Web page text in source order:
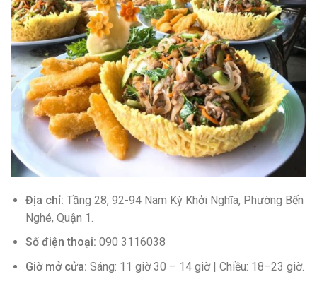
Địa chỉ: Tầng 28, 92-94 Nam Kỳ Khởi Nghĩa, Phường Bến
Nghé, Quận 1.
Số điện thoại: 090 3116038
Giờ mở cửa: Sáng: 11 giờ 30 – 14 giờ | Chiều: 18–23 giờ.